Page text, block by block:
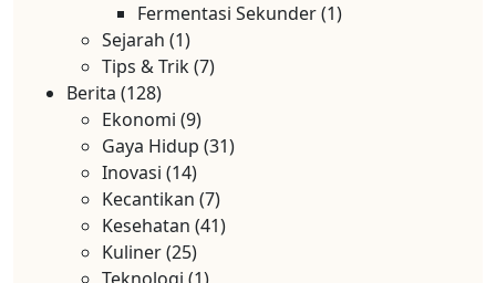
Fermentasi Sekunder(1)
Sejarah (1)
Tips & Trik(7)
Berita (128)
Ekonomi (9)
Gaya Hidup (31)
Inovasi (14)
Kecantikan (7)
Kesehatan (41)
Kuliner(25)